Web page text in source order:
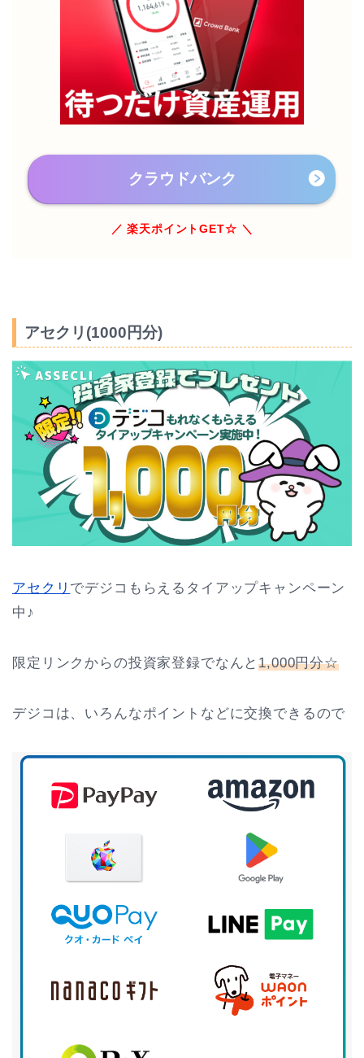
クラウドバンク
／ 楽天ポイントGET☆ ＼
アセクリ(1000円分)
アセクリ でデジコもらえるタイアップキャンペーン
中♪
限定リンクからの投資家登録でなんと1,000円分☆
デジコは、いろんなポイントなどに交換できるので